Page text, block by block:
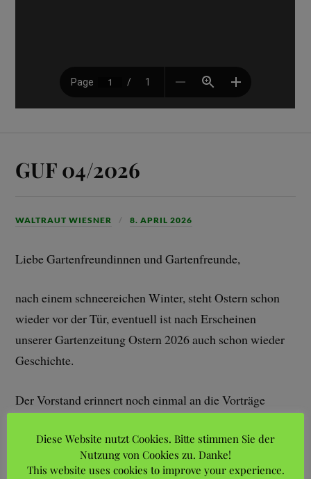
GUF 04/2026
WALTRAUT WIESNER 8. APRIL 2026
Liebe Gartenfreundinnen und Gartenfreunde,
nach einem schneereichen Winter, steht Ostern schon
wieder vor der Tür, eventuell ist nach Erscheinen
unserer Gartenzeitung Ostern 2026 auch schon wieder
Geschichte.
Der Vorstand erinnert noch einmal an die Vorträge
Vereinshaus. Die beiden ersten Vorträge wurden
zahlreich besucht und waren sehr gut in der Darstellung
Diese Website nutzt Cookies. Bitte stimmen Sie der
Nutzung von Cookies zu. Danke!
This website uses cookies to improve your experience.